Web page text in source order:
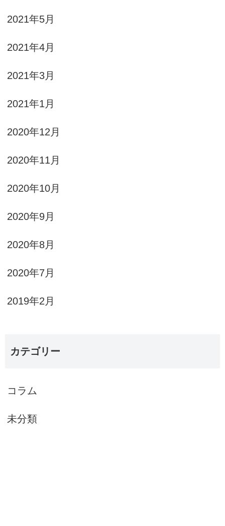
2021年5月
2021年4月
2021年3月
2021年1月
2020年12月
2020年11月
2020年10月
2020年9月
2020年8月
2020年7月
2019年2月
カテゴリー
コラム
未分類